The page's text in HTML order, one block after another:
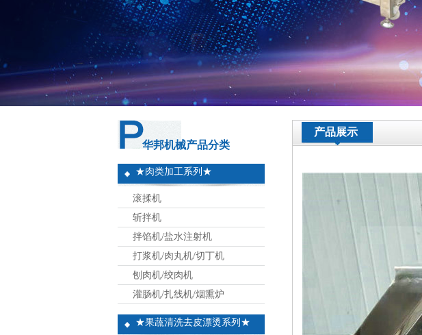
华邦机械产品分类
★肉类加工系列★
滚揉机
斩拌机
拌馅机/盐水注射机
打浆机/肉丸机/切丁机
刨肉机/绞肉机
灌肠机/扎线机/烟熏炉
★果蔬清洗去皮漂烫系列★
产品展示